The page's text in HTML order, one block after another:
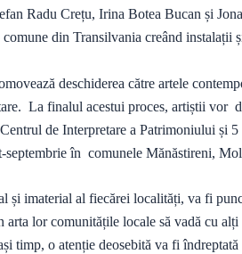
Radu Crețu, Irina Botea Bucan și
din Transilvania creând instalații
deschiderea către artele
La finalul acestui proces, artiștii vor
de Interpretare a Patrimoniului și
septembrie în comunele Mănăstireni,
și imaterial al fiecărei localități, va fi
lor comunitățile locale să vadă cu
timp, o atenție deosebită va fi